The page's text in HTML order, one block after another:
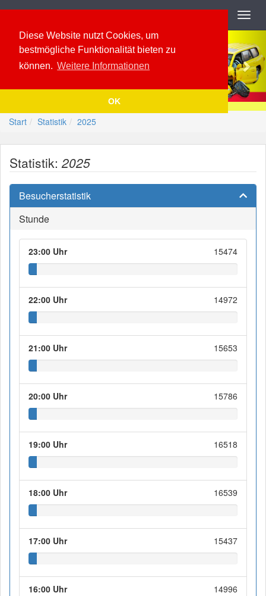
Diese Website nutzt Cookies, um
bestmögliche Funktionalität bieten zu
können. Weitere Informationen
OK
Navigation
Previous
Start Statistik 2025
Statistik:2025
Besucherstatistik
Stunde
23:00 Uhr 15474
22:00 Uhr 14972
21:00 Uhr 15653
20:00 Uhr 15786
19:00 Uhr 16518
18:00 Uhr 16539
17:00 Uhr 15437
16:00 Uhr 14996